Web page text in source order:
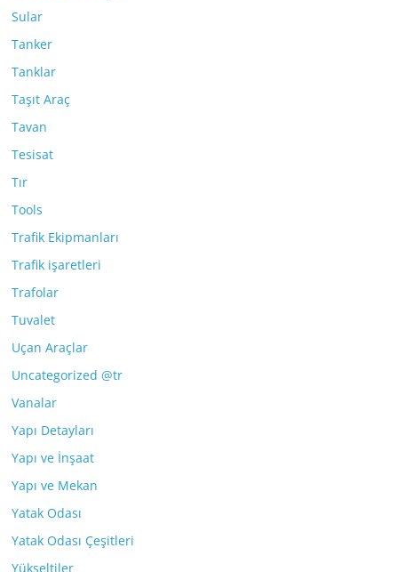
Sular
Tanker
Tanklar
Taşıt Araç
Tavan
Tesisat
Tır
Tools
Trafik Ekipmanları
Trafik işaretleri
Trafolar
Tuvalet
Uçan Araçlar
Uncategorized @tr
Vanalar
Yapı Detayları
Yapı ve İnşaat
Yapı ve Mekan
Yatak Odası
Yatak Odası Çeşitleri
Yükseltiler